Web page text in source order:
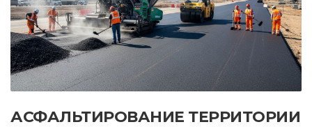
АСФАЛЬТИРОВАНИЕ ТЕРРИТОРИИ